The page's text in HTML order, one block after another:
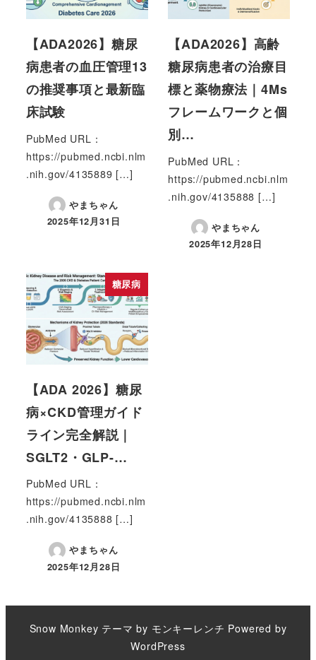
【ADA2026】糖尿
病患者の血圧管理13
の推奨事項と最新臨
床試験
PubMed URL：
https://pubmed.ncbi.nlm
.nih.gov/4135889 […]
やまちゃん
2025年12月31日
【ADA2026】高齢
糖尿病患者の治療目
標と薬物療法｜4Ms
フレームワークと個
別…
PubMed URL：
https://pubmed.ncbi.nlm
.nih.gov/4135888 […]
やまちゃん
2025年12月28日
糖尿病
【ADA 2026】糖尿
病×CKD管理ガイド
ライン完全解説｜
SGLT2・GLP-…
PubMed URL：
https://pubmed.ncbi.nlm
.nih.gov/4135888 […]
やまちゃん
2025年12月28日
Snow Monkey テーマ by モンキーレンチ Powered by
WordPress